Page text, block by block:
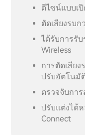
ดีไซน์แบบเ
ตัดเสียงรบ
ได้รับการรับ
Wireless
การตัดเสีย
ปรับอัตโนมั
ตรวจจับกา
ปรับแต่งได้
Connect